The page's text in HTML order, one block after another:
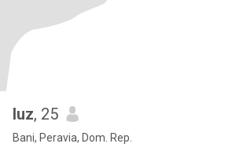
luz, 25
Bani, Peravia, Dom. Rep.